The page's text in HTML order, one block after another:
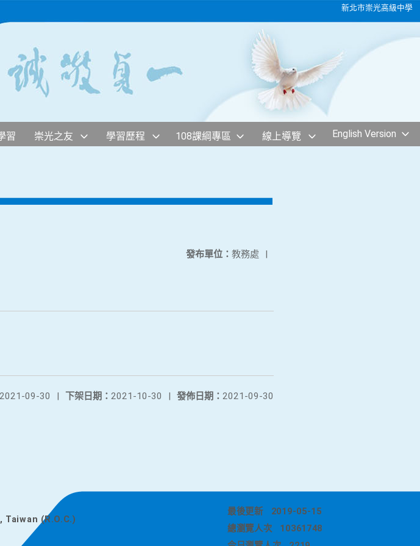
新北市崇光高級中學
習 崇光之友 學習歷程 108課綱專區 線上導覽 English Version
發布單位： 教務處 |
發佈日期： 2021-09-30
下架日期： 2021-10-30 |
2021-09-30 |
(R.O.C.)
最後更新
2019-05-15
總瀏覽人次
10361748